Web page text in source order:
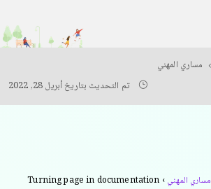
مساري المهني
تم التحديث بتاريخ أبريل 28, 2022
مساري المهني›
Turning page in documentation